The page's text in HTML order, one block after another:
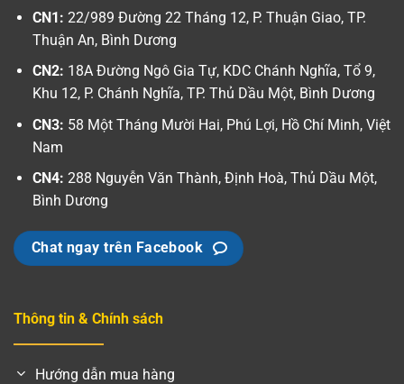
CN1: 22/989 Đường 22 Tháng 12, P. Thuận Giao, TP.
Thuận An, Bình Dương
CN2: 18A Đường Ngô Gia Tự, KDC Chánh Nghĩa, Tổ 9,
Khu 12, P. Chánh Nghĩa, TP. Thủ Dầu Một, Bình Dương
CN3: 58 Một Tháng Mười Hai, Phú Lợi, Hồ Chí Minh, Việt
Nam
CN4: 288 Nguyễn Văn Thành, Định Hoà, Thủ Dầu Một,
Bình Dương
Chat ngay trên Facebook
Thông tin & Chính sách
Hướng dẫn mua hàng